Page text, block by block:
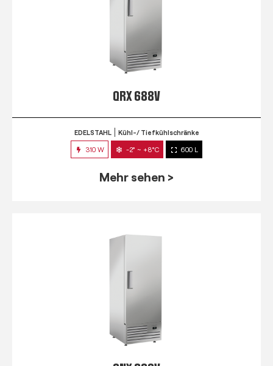
QRX 688V
EDELSTAHL Kühl-/ Tiefkühlschränke
310 W -2° ~ +8°C 600 L
Mehr sehen >